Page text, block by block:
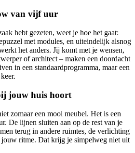
van vijf uur
hebt gezeten, weet je hoe het gaat:
met modules, en uiteindelijk alsnog
het anders. Jij komt met je wensen,
of architect – maken een doordacht
in een standaardprogramma, maar een
jouw huis hoort
zomaar een mooi meubel. Het is een
De lijnen sluiten aan op de rest van je
terug in andere ruimtes, de verlichting
ritme. Dat krijg je simpelweg niet uit